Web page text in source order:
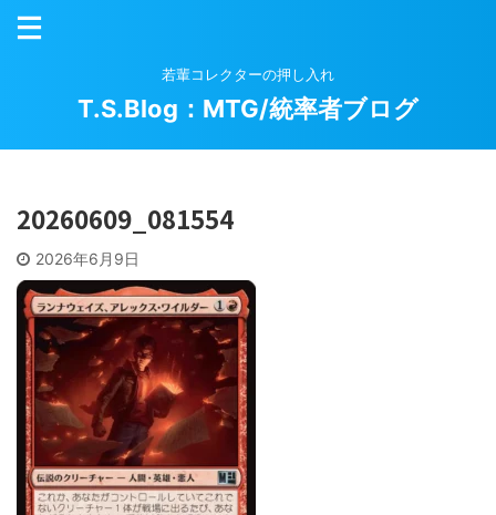
若輩コレクターの押し入れ
T.S.Blog：MTG/統率者ブログ
20260609_081554
2026年6月9日